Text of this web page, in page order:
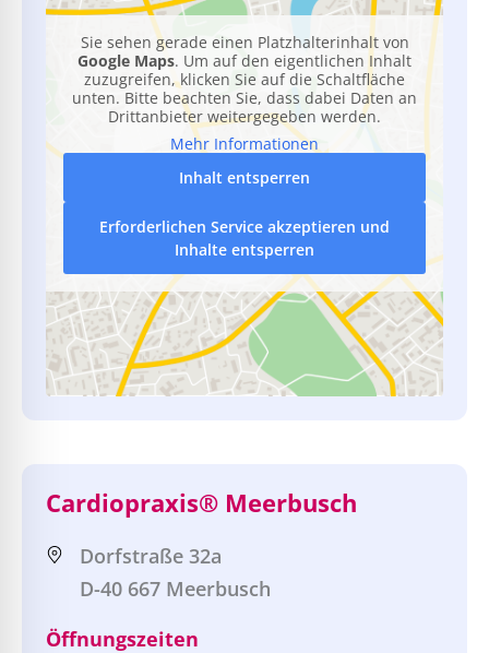
Sie sehen gerade einen Platzhalterinhalt von
Google Maps. Um auf den eigentlichen Inhalt
zuzugreifen, klicken Sie auf die Schaltfläche
unten. Bitte beachten Sie, dass dabei Daten an
Drittanbieter weitergegeben werden.
Mehr Informationen
Inhalt entsperren
Erforderlichen Service akzeptieren und
Inhalte entsperren
Cardiopraxis® Meerbusch
Dorfstraße 32a
D-40 667 Meerbusch
Öffnungszeiten